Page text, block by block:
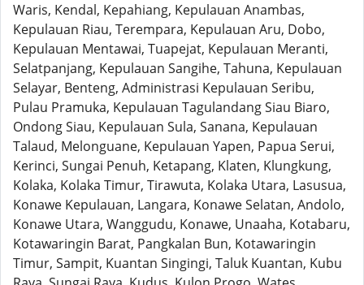
Waris, Kendal, Kepahiang, Kepulauan Anambas,
Kepulauan Riau, Terempara, Kepulauan Aru, Dobo,
Kepulauan Mentawai, Tuapejat, Kepulauan Meranti,
Selatpanjang, Kepulauan Sangihe, Tahuna, Kepulauan
Selayar, Benteng, Administrasi Kepulauan Seribu,
Pulau Pramuka, Kepulauan Tagulandang Siau Biaro,
Ondong Siau, Kepulauan Sula, Sanana, Kepulauan
Talaud, Melonguane, Kepulauan Yapen, Papua Serui,
Kerinci, Sungai Penuh, Ketapang, Klaten, Klungkung,
Kolaka, Kolaka Timur, Tirawuta, Kolaka Utara, Lasusua,
Konawe Kepulauan, Langara, Konawe Selatan, Andolo,
Konawe Utara, Wanggudu, Konawe, Unaaha, Kotabaru,
Kotawaringin Barat, Pangkalan Bun, Kotawaringin
Timur, Sampit, Kuantan Singingi, Taluk Kuantan, Kubu